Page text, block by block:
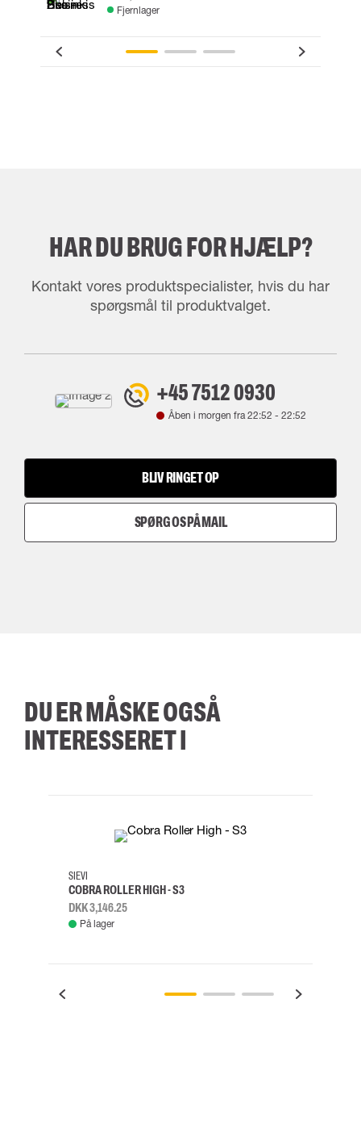
Fjernlager
HAR DU BRUG FOR HJÆLP?
Kontakt vores produktspecialister, hvis du har
spørgsmål til produktvalget.
+45 7512 0930
Åben i morgen fra22:52 - 22:52
BLIV RINGET OP
SPØRG OS PÅ MAIL
DU ER MÅSKE OGSÅ
INTERESSERET I
38
SIEVI
COBRA ROLLER HIGH - S3
DKK 3,146.25
På lager